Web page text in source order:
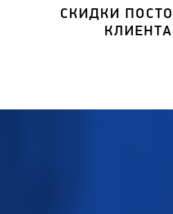
СКИДКИ